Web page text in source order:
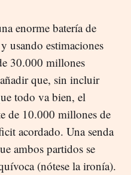
enorme batería de
usando estimaciones
30.000 millones
que, sin incluir
todo va bien, el
de 10.000 millones de
acordado. Una senda
ambos partidos se
(nótese la ironía).